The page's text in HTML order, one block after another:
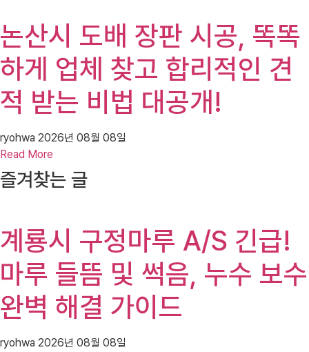
논산시 도배 장판 시공, 똑똑
하게 업체 찾고 합리적인 견
적 받는 비법 대공개!
ryohwa 2026년 08월 08일
Read More
즐겨찾는 글
계룡시 구정마루 A/S 긴급!
마루 들뜸 및 썩음, 누수 보수
완벽 해결 가이드
ryohwa 2026년 08월 08일